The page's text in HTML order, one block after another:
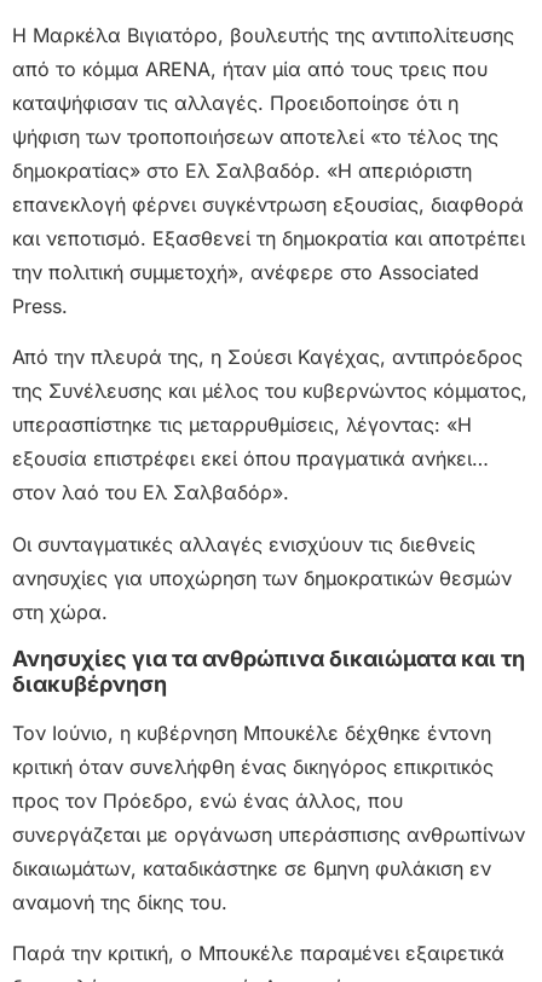
Η Μαρκέλα Βιγιατόρο, βουλευτής της αντιπολίτευσης
από το κόμμα ARENA, ήταν μία από τους τρεις που
καταψήφισαν τις αλλαγές. Προειδοποίησε ότι η
ψήφιση των τροποποιήσεων αποτελεί «το τέλος της
δημοκρατίας» στο Ελ Σαλβαδόρ. «Η απεριόριστη
επανεκλογή φέρνει συγκέντρωση εξουσίας, διαφθορά
και νεποτισμό. Εξασθενεί τη δημοκρατία και αποτρέπει
την πολιτική συμμετοχή», ανέφερε στο Associated
Press.
Από την πλευρά της, η Σούεσι Καγέχας, αντιπρόεδρος
της Συνέλευσης και μέλος του κυβερνώντος κόμματος,
υπερασπίστηκε τις μεταρρυθμίσεις, λέγοντας: «Η
εξουσία επιστρέφει εκεί όπου πραγματικά ανήκει…
στον λαό του Ελ Σαλβαδόρ».
Οι συνταγματικές αλλαγές ενισχύουν τις διεθνείς
ανησυχίες για υποχώρηση των δημοκρατικών θεσμών
στη χώρα.
Ανησυχίες για τα ανθρώπινα δικαιώματα και τη
διακυβέρνηση
Τον Ιούνιο, η κυβέρνηση Μπουκέλε δέχθηκε έντονη
κριτική όταν συνελήφθη ένας δικηγόρος επικριτικός
προς τον Πρόεδρο, ενώ ένας άλλος, που
συνεργάζεται με οργάνωση υπεράσπισης ανθρωπίνων
δικαιωμάτων, καταδικάστηκε σε 6μηνη φυλάκιση εν
αναμονή της δίκης του.
Παρά την κριτική, ο Μπουκέλε παραμένει εξαιρετικά